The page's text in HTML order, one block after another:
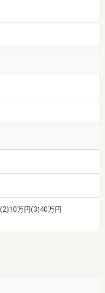
万円(3)40万円